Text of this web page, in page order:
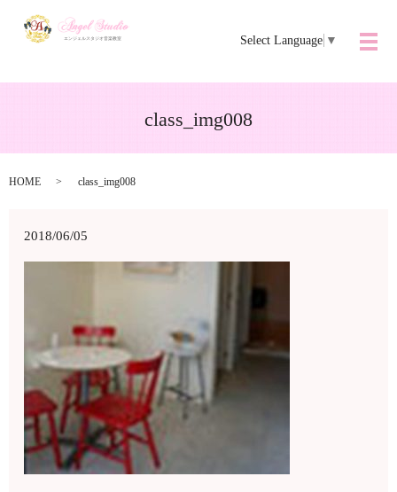
Select Language ▼
メ
class_img008
HOME class_img008
2018/06/05